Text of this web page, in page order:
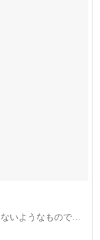
いようなもので